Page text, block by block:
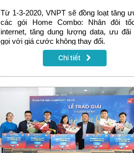
Từ 1-3-2020, VNPT sẽ đồng loạt tăng
các gói Home Combo: Nhân đôi
internet, tăng dung lượng data, ưu đãi
gọi với giá cước không thay đổi.
Chi tiết